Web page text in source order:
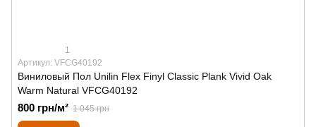
1
Артикул: VFCG40192
Виниловый Пол Unilin Flex Finyl Classic Plank Vivid Oak
Warm Natural VFCG40192
800 грн/м² 1 045 грн